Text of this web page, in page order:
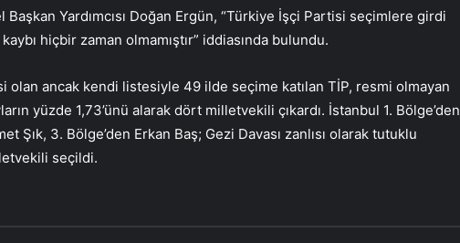
Yardımcısı Doğan Ergün, “Türkiye İşçi Partisi seçimlere girdi
hiçbir zaman olmamıştır” iddiasında bulundu.
olan ancak kendi listesiyle 49 ilde seçime katılan TİP, resmi olmayan
yüzde 1,73’ünü alarak dört milletvekili çıkardı. İstanbul 1. Bölge’den
Şık, 3. Bölge’den Erkan Baş; Gezi Davası zanlısı olarak tutuklu
seçildi.